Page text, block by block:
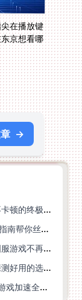
在播放键
京想看哪
→
在英国打一梦江湖卡吗？海外党国服游戏不卡顿的终极解法
海外党打枪神纪卡成PPT？这篇加速器选择指南帮你丝滑上分
美国打我的起源加速器下载指南：海外玩国服游戏不再卡的终极方案
江南百景图国外加速器有哪些？海外玩家亲测好用的选择与避坑指南
去国外能打王国保卫战4吗？海外玩家国服游戏加速全攻略（附公主连结幻想江湖实测）